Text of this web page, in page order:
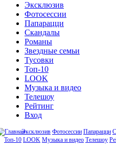
Эксклюзив
Фотосессии
Папарацци
Скандалы
Романы
Звездные семьи
Тусовки
Топ-10
LOOK
Музыка и видео
Телешоу
Рейтинг
Вход
Эксклюзив Фотосессии Папарацци
Топ-10 LOOK Музыка и видео Телешоу